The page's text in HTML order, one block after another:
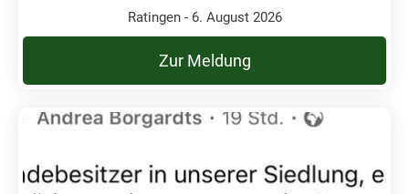
Ratingen - 6. August 2026
Zur Meldung